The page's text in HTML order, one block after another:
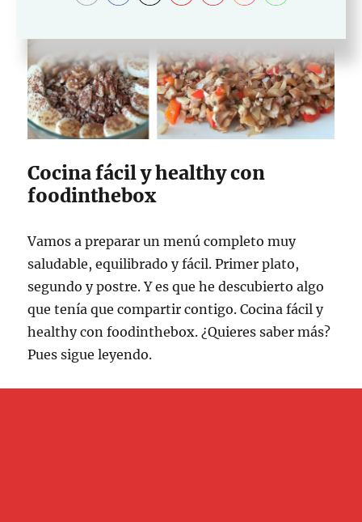
Cocina fácil y healthy con
foodinthebox
Vamos a preparar un menú completo muy
saludable, equilibrado y fácil. Primer plato,
segundo y postre. Y es que he descubierto algo
que tenía que compartir contigo. Cocina fácil y
healthy con foodinthebox. ¿Quieres saber más?
Pues sigue leyendo.